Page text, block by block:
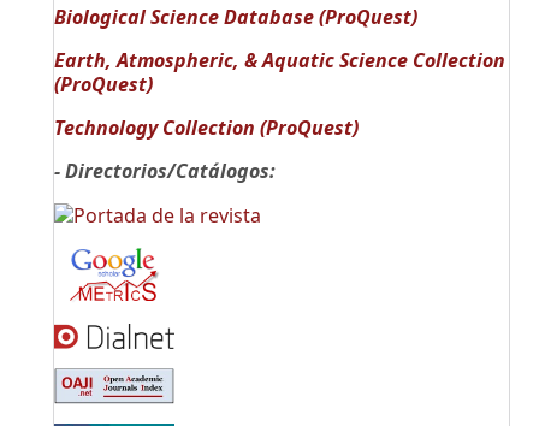
Biological Science Database (ProQuest)
Earth, Atmospheric, & Aquatic Science Collection
(ProQuest)
Technology Collection (ProQuest)
- Directorios/Catálogos: